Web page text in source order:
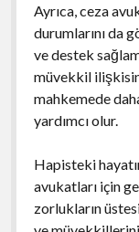
Ayrıca, ceza
durumlarını da
ve destek
müvekkil
mahkemede
yardımcı olur.
Hapisteki
avukatları için
zorlukların